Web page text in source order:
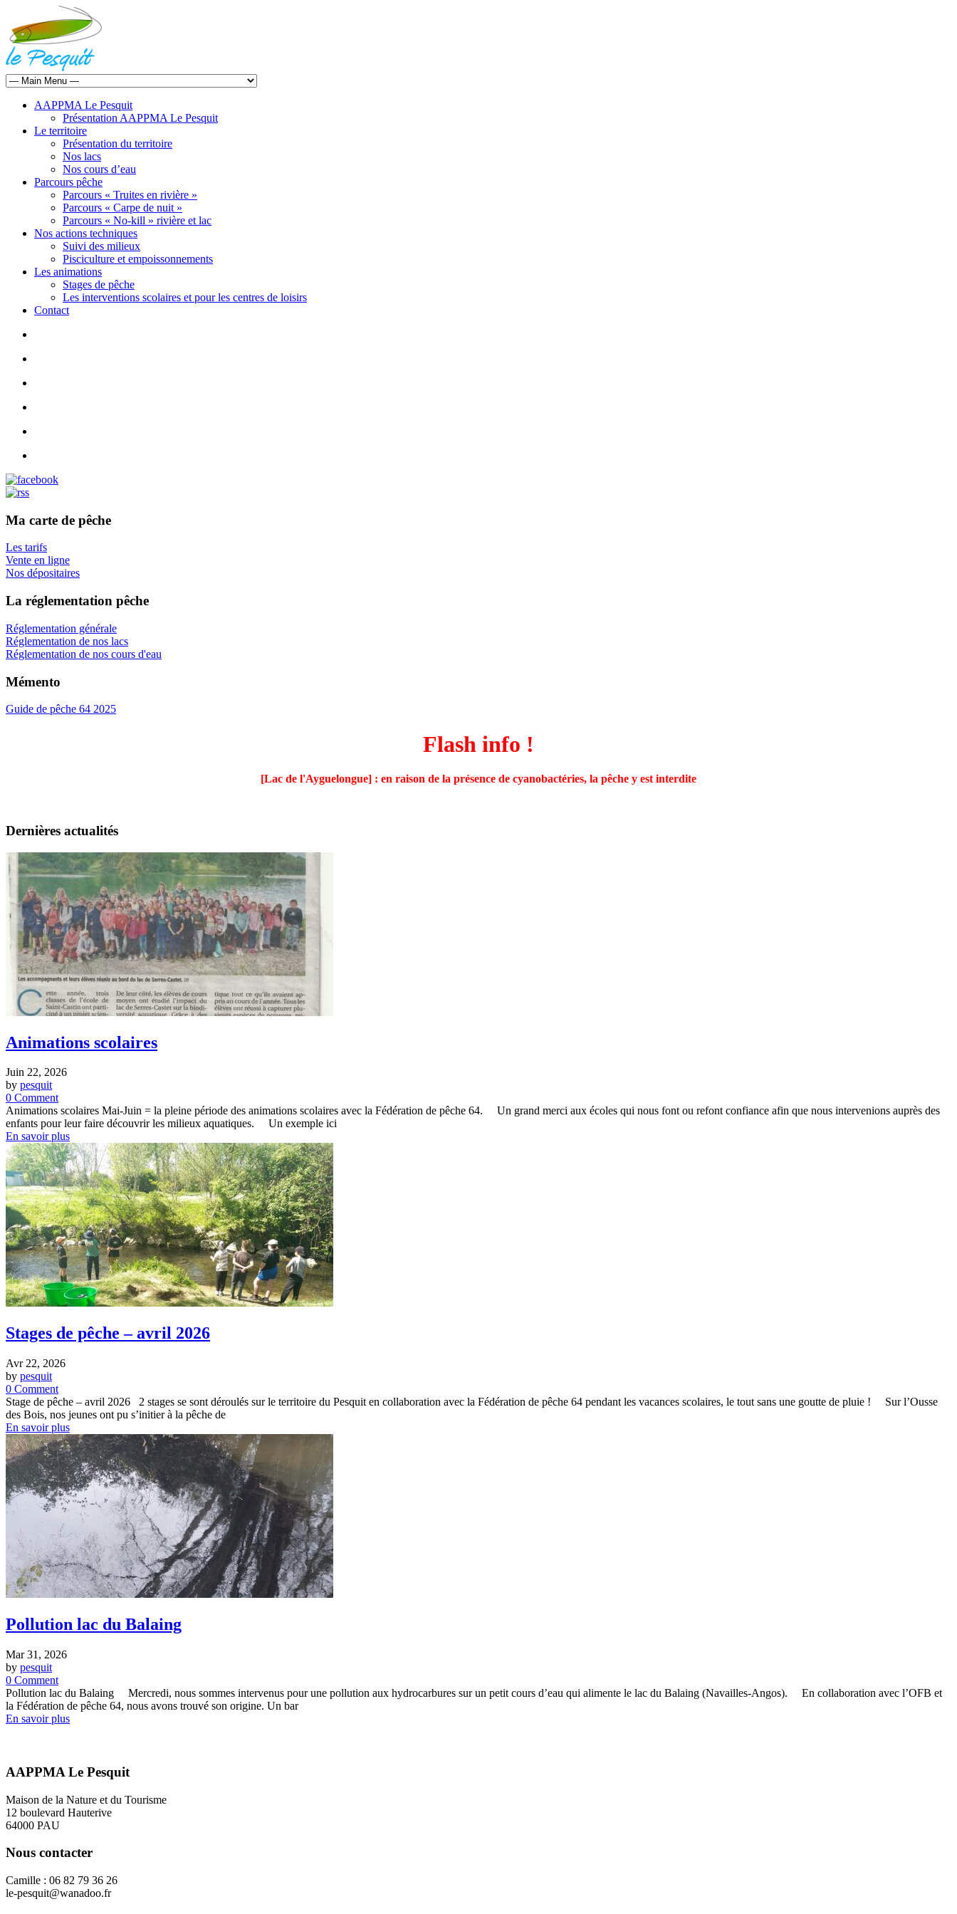
AAPPMA Le Pesquit
Présentation AAPPMA Le Pesquit
Le territoire
Présentation du territoire
Nos lacs
Nos cours d’eau
Parcours pêche
Parcours « Truites en rivière »
Parcours « Carpe de nuit »
Parcours « No-kill » rivière et lac
Nos actions techniques
Suivi des milieux
Pisciculture et empoissonnements
Les animations
Stages de pêche
Les interventions scolaires et pour les centres de loisirs
Contact
Ma carte de pêche
Les tarifs
Vente en ligne
Nos dépositaires
La réglementation pêche
Réglementation générale
Réglementation de nos lacs
Réglementation de nos cours d'eau
Mémento
Guide de pêche 64 2025
Flash info !
[Lac de l'Ayguelongue] : en raison de la présence de cyanobactéries, la pêche y est interdite
Dernières actualités
Animations scolaires
Juin 22, 2026
by pesquit
0 Comment
Animations scolaires Mai-Juin = la pleine période des animations scolaires avec la Fédération de pêche 64. Un grand merci aux écoles qui nous font ou refont confiance afin que nous intervenions auprès des
enfants pour leur faire découvrir les milieux aquatiques. Un exemple ici
En savoir plus
Stages de pêche – avril 2026
Avr 22, 2026
by pesquit
0 Comment
Stage de pêche – avril 2026 2 stages se sont déroulés sur le territoire du Pesquit en collaboration avec la Fédération de pêche 64 pendant les vacances scolaires, le tout sans une goutte de pluie ! Sur l’Ousse
des Bois, nos jeunes ont pu s’initier à la pêche de
En savoir plus
Pollution lac du Balaing
Mar 31, 2026
by pesquit
0 Comment
Pollution lac du Balaing Mercredi, nous sommes intervenus pour une pollution aux hydrocarbures sur un petit cours d’eau qui alimente le lac du Balaing (Navailles-Angos). En collaboration avec l’OFB et
la Fédération de pêche 64, nous avons trouvé son origine. Un bar
En savoir plus
AAPPMA Le Pesquit
Maison de la Nature et du Tourisme
12 boulevard Hauterive
64000 PAU
Nous contacter
Camille : 06 82 79 36 26
le-pesquit@wanadoo.fr